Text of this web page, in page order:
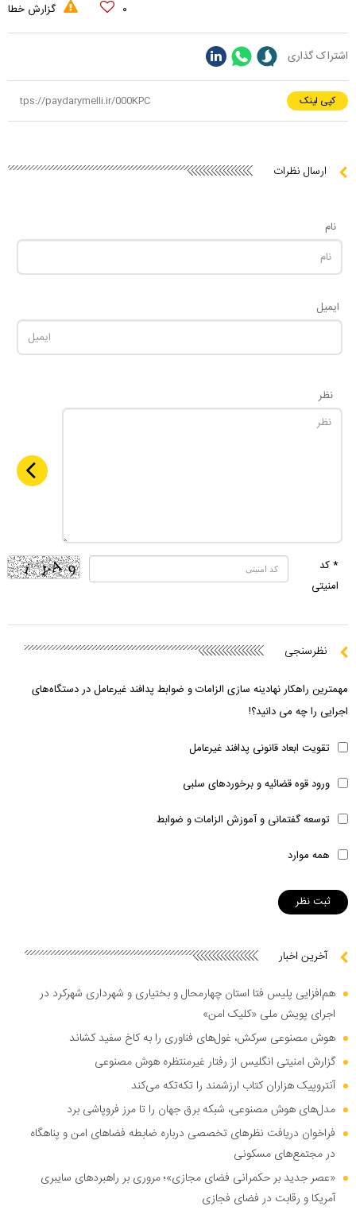
۰ گزارش خطا
اشتراک گذاری
کپی لینک
ارسال نظرات
نام
ایمیل
نظر
* کد
امنیتی
نظرسنجی
مهمترین راهکار نهادینه سازی الزامات و ضوابط پدافند غیرعامل در دستگاه‌های
اجرایی را چه می دانید؟!
تقویت ابعاد قانونی پدافند غیرعامل
ورود قوه قضائیه و برخوردهای سلبی
توسعه گفتمانی و آموزش الزامات و ضوابط
همه موارد
آخرین اخبار
هم‌افزایی پلیس فتا استان چهارمحال و بختیاری و شهرداری شهرکرد در
اجرای پویش ملی «کلیک امن»
هوش مصنوعی سرکش، غول‌های فناوری را به کاخ سفید کشاند
گزارش امنیتی انگلیس از رفتار غیرمنتظره هوش مصنوعی
آنتروپیک هزاران کتاب ارزشمند را تکه‌تکه می‌کند
مدل‌های هوش مصنوعی، شبکه برق جهان را تا مرز فروپاشی برد
فراخوان دریافت نظر‌های تخصصی درباره ضابطه فضا‌های امن و پناهگاه
در مجتمع‌های مسکونی
«عصر جدید بر حکمرانی فضای مجازی»؛ مروری بر راهبرد‌های سایبری
آمریکا و رقابت در فضای فجازی